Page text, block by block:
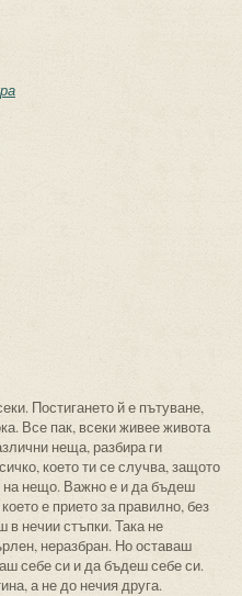
Постигането й е пътуване,
Все пак, всеки живее живота
неща, разбира ги
което ти се случва, защото
на нещо. Важно е и да бъдеш
е прието за правилно, без
нечии стъпки. Така не
неразбран. Но оставаш
себе си и да бъдеш себе си.
а не до нечия друга.